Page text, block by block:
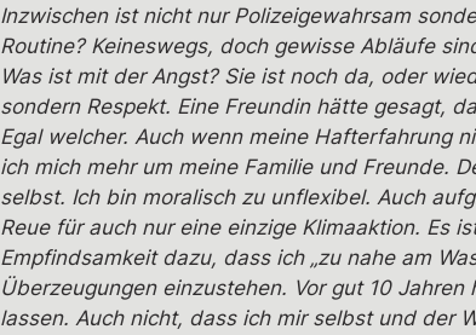
Inzwischen ist nicht nur Polizeigewahrsam
Routine? Keineswegs, doch gewisse Abläufe
Was ist mit der Angst? Sie ist noch da, oder
sondern Respekt. Eine Freundin hätte gesagt,
Egal welcher. Auch wenn meine Hafterfahrung
ich mich mehr um meine Familie und Freunde.
selbst. Ich bin moralisch zu unflexibel. Auch
Reue für auch nur eine einzige Klimaaktion. Es
Empfindsamkeit dazu, dass ich „zu nahe am
Überzeugungen einzustehen. Vor gut 10
lassen. Auch nicht, dass ich mir selbst und der